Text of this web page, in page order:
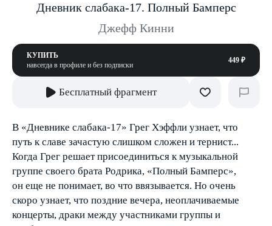
Дневник слабака-17. Полный Бамперс
Джефф Кинни
КУПИТЬ
навсегда в профиле и без подписки
449 ₽
Бесплатный фрагмент
В «Дневнике слабака-17» Грег Хэффли узнает, что
путь к славе зачастую слишком сложен и тернист...
Когда Грег решает присоединиться к музыкальной
группе своего брата Родрика, «Полный Бамперс»,
он еще не понимает, во что ввязывается. Но очень
скоро узнает, что поздние вечера, неоплачиваемые
концерты, драки между участниками группы и